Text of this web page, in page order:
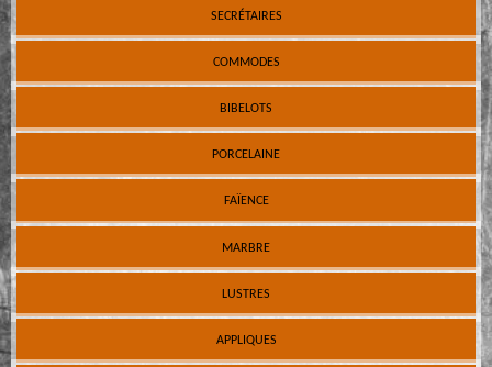
SECRÉTAIRES
COMMODES
BIBELOTS
PORCELAINE
FAÏENCE
MARBRE
LUSTRES
APPLIQUES